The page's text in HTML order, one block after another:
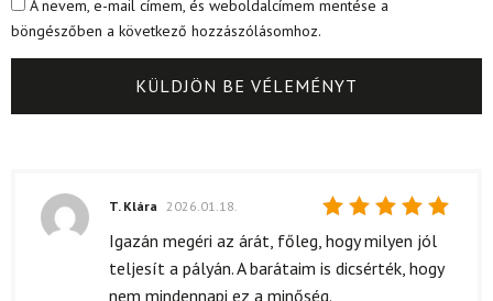
A nevem, e-mail címem, és weboldalcímem mentése a
böngészőben a következő hozzászólásomhoz.
Értékelés:
/ 5
T. Klára 2026.01.18.
Igazán megéri az árát, főleg, hogy milyen jól
teljesít a pályán. A barátaim is dicsérték, hogy
nem mindennapi ez a minőség.